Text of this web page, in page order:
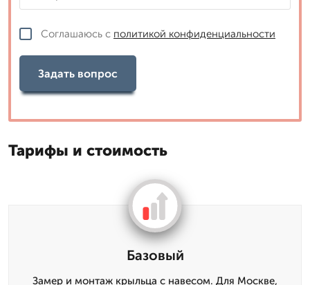
Соглашаюсь с политикой конфиденциальности
Задать вопрос
Тарифы и стоимость
Базовый
Замер и монтаж крыльца с навесом. Для Москве,